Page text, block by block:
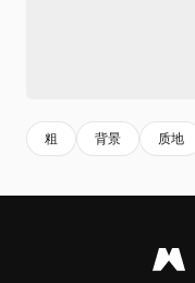
粗 背景 质地